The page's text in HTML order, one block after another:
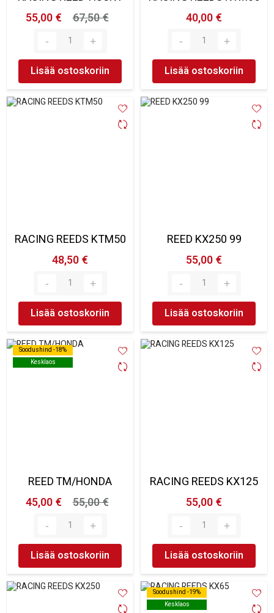
55,00 €
67,50 €
Lisää ostoskoriin
40,00 €
Lisää ostoskoriin
RACING REEDS KTM50
48,50 €
Lisää ostoskoriin
REED KX250 99
55,00 €
Lisää ostoskoriin
Soodushind -18%
Kesklaos
Soodushind -18%
Kesklaos
REED TM/HONDA
45,00 €
55,00 €
Lisää ostoskoriin
RACING REEDS KX125
55,00 €
Lisää ostoskoriin
Soodushind -19%
Kesklaos
Soodushind -19%
Kesklaos